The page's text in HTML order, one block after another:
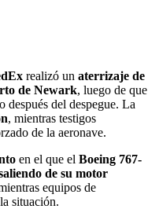
realizó un aterrizaje de
de Newark, luego de que
después del despegue. La
, mientras testigos
de la aeronave.
en el que el Boeing 767-
de su motor
equipos de
situación.